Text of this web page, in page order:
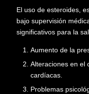
El uso de esteroides,
bajo supervisión
significativos para la
Aumento de la
Alteraciones en el
cardíacas.
Problemas